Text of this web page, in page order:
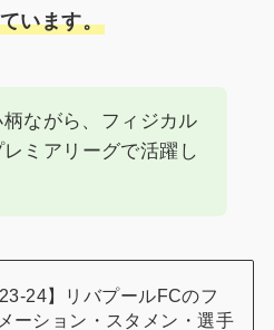
います。
ながら、フィジカル
ミアリーグで活躍し
24】リバプールFCのフ
ーション・スタメン・選手